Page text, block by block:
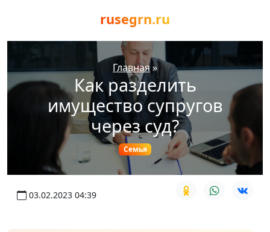
rusegrn.ru
Главная»
Как разделить
имущество супругов
через суд?
Семья
03.02.2023 04:39